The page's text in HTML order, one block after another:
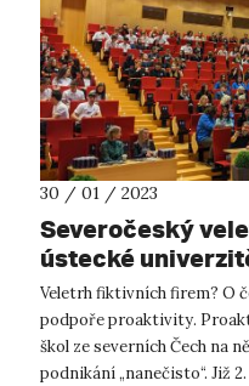
30 / 01 / 2023
Severočeský
ústecké
Veletrh fiktivních firem? O
podpoře proaktivity.
škol ze severních Čech na
podnikání „nanečisto“. Již